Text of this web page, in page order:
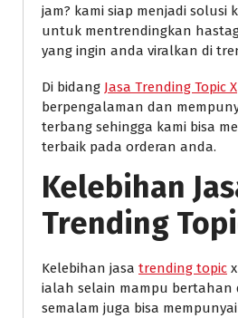
jam? kami siap menjadi solusi
untuk mentrendingkan
yang ingin anda viralkan di
Di bidang Jasa Trending Topic X
berpengalaman dan
terbang sehingga kami bisa
terbaik pada orderan anda.
Kelebihan
Trending
Kelebihan jasa trending topic
ialah selain mampu bertahan
semalam juga bisa